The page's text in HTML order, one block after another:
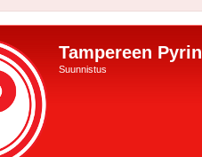
Tampereen
Suunnistus